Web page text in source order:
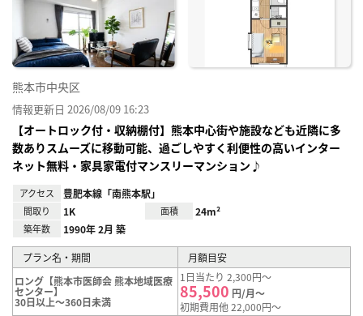
熊本市中央区
情報更新日 2026/08/09 16:23
【オートロック付・収納棚付】熊本中心街や施設なども近隣に多
数ありスムーズに移動可能、過ごしやすく利便性の高いインター
ネット無料・家具家電付マンスリーマンション♪
アクセス 豊肥本線「南熊本駅」
間取り 1K 面積 24m²
築年数 1990年 2月 築
プラン名・期間
月額目安
ロング【熊本市医師会 熊本地域医療
センター】
30日以上～360日未満
1日当たり 2,300円～
85,500 円/月～
初期費用他 22,000円～